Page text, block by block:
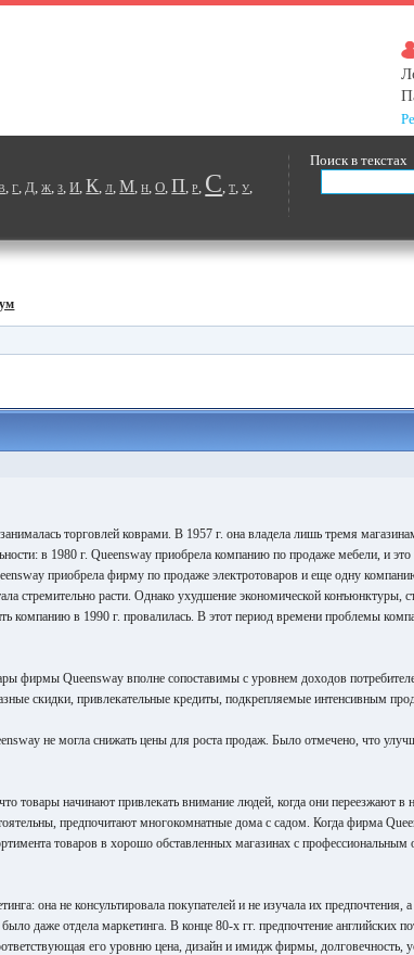
Поиск в текстах
,Г,Д,Ж,З,И,К,Л,М,Н,О,П,Р, С,Т,У,
торговлей коврами. В 1957 г. она владела лишь тремя
в 1980 г. Queensway приобрела компанию по продаже мебели, и
приобрела фирму по продаже электротоваров и еще одну
стремительно расти. Однако ухудшение экономической конъюнктуры,
компанию в 1990 г. провалилась. В этот период времени проблемы
фирмы Queensway вполне сопоставимы с уровнем доходов
скидки, привлекательные кредиты, подкрепляемые интенсивным
не могла снижать цены для роста продаж. Было отмечено, что
товары начинают привлекать внимание людей, когда они переезжают
предпочитают многокомнатные дома с садом. Когда фирма
товаров в хорошо обставленных магазинах с
она не консультировала покупателей и не изучала их предпочтения,
даже отдела маркетинга. В конце 80-х гг. предпочтение английских
его уровню цена, дизайн и имидж фирмы, долговечность,